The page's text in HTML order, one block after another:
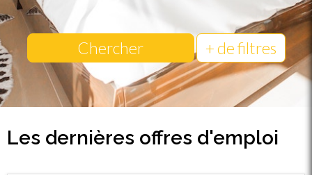
Chercher + de filtres
Les dernières offres d'emploi